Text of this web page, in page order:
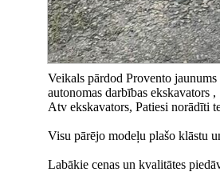
Veikals pārdod Provento
autonomas darbības ekskavators ,
Atv ekskavators, Patiesi norādīti
Visu pārējo modeļu plašo klāstu
Labākie cenas un kvalitātes